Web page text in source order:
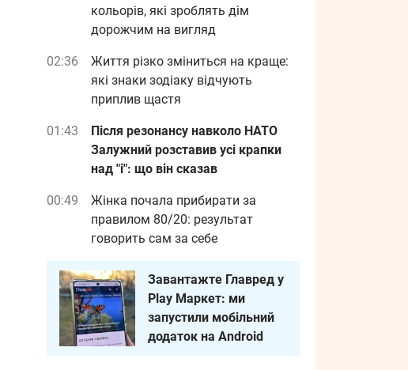
кольорів, які зроблять дім
дорожчим на вигляд
02:36
Життя різко зміниться на краще:
які знаки зодіаку відчують
приплив щастя
01:43
Після резонансу навколо НАТО
Залужний розставив усі крапки
над "і": що він сказав
00:49
Жінка почала прибирати за
правилом 80/20: результат
говорить сам за себе
Завантажте Главред у
Play Маркет: ми
запустили мобільний
додаток на Android